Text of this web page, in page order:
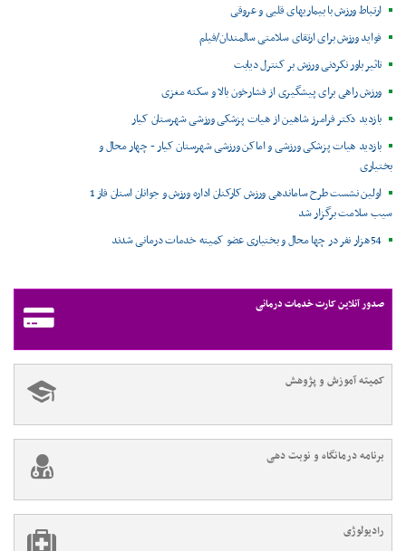
ارتباط ورزش با بیماریهای قلبی و عروقی
فواید ورزش برای ارتقای سلامتی سالمندان/فیلم
تاثیر باور نکردنی ورزش بر کنترل دیابت
ورزش راهی برای پیشگیری از فشارخون بالا و سکته مغزی
بازدید دکتر فرامرز شاهین از هیات پزشکی ورزشی شهرستان کیار
بازدید هیات پزشکی ورزشی و اماکن ورزشی شهرستان کیار - چهار محال و
بختیاری
اولین نشست طرح ساماندهی ورزش کارکنان اداره ورزش و جوانان استان فاز 1
سیب سلامت برگزار شد
54هزار نفر در چها محال و بختیاری عضو کمیته خدمات درمانی شدند
صدور آنلاین کارت خدمات درمانی
کمیته آموزش و پژوهش
برنامه درمانگاه و نوبت دهی
رادیولوژی